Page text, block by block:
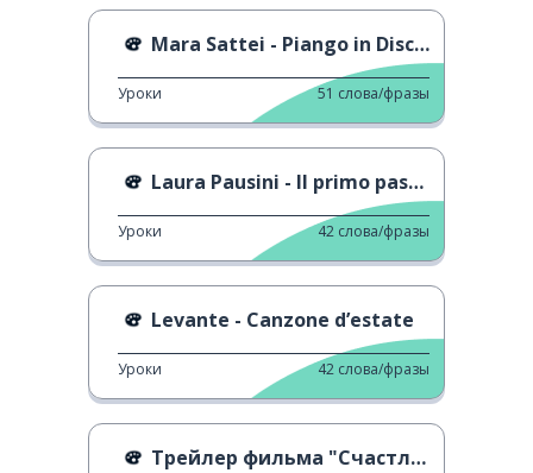
Mara Sattei - Piango in Discoteca
Уроки 51 слова/фразы
Laura Pausini - Il primo passo sulla luna
Уроки 42 слова/фразы
Levante - Canzone d’estate
Уроки 42 слова/фразы
Трейлер фильма "Счастливый Лазарь"